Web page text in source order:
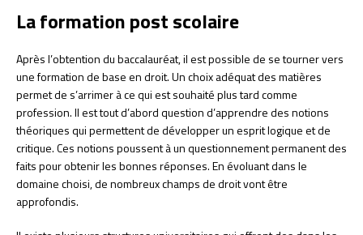
La formation post scolaire
Après l’obtention du baccalauréat, il est possible de se tourner vers
une formation de base en droit. Un choix adéquat des matières
permet de s’arrimer à ce qui est souhaité plus tard comme
profession. Il est tout d’abord question d’apprendre des notions
théoriques qui permettent de développer un esprit logique et de
critique. Ces notions poussent à un questionnement permanent des
faits pour obtenir les bonnes réponses. En évoluant dans le
domaine choisi, de nombreux champs de droit vont être
approfondis.